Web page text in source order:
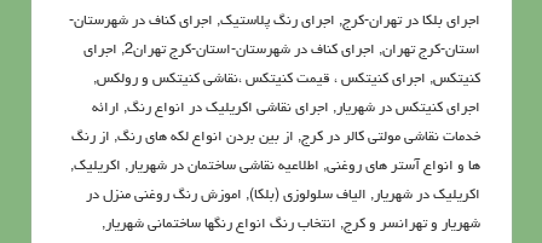
اجرای بلکا در تهران-کرج, اجرای رنگ پلاستیک, اجرای کناف در شهرستان-
استان-کرج تهران, اجرای کناف در شهرستان-استان-کرج تهران2 , اجرای
کنیتکس, اجرای کنیتکس ، قیمت کنیتکس ،نقاشي كنيتكس و رولكس,
اجرای کنیتکس در شهریار, اجرای نقاشی اکریلیک در انواع رنگ, ارائه
خدمات نقاشی مولتی کالر در کرج, از بین بردن انواع لکه های رنگ, از رنگ
ها و انواع آستر های روغنی, اطلاعيه نقاشی ساختمان در شهریار, اکريليک,
اکريليک در شهریار, الیاف سلولوزی (بلکا), اموزش رنگ روغنی منزل در
شهریار و تهرانسر و کرج, انتخاب رنگ انواع رنگها ساختمانی شهریار,